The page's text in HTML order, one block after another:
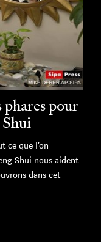
phares pour
ce que l’on
Shui nous aident
dans cet